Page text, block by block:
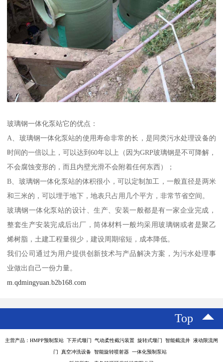
玻璃钢一体化泵站它的优点：
A、玻璃钢一体化泵站的使用寿命非常的长，是同类污水处理设备的
时间的一倍以上，可以达到60年以上（因为GRP玻璃钢是不可降解，
不会腐蚀变形的，而且内壁光滑不会附着任何东西）；
B、玻璃钢一体化泵站的体积很小，可以定制加工，一般直径是两米
和三米的，可以埋于地下，地表只占用几个平方，非常节省空间。
玻璃钢一体化泵站的设计、生产、安装一般都是有一家企业完成，
整套生产安装完成后出厂，筒体材料一般均采用玻璃钢或者是聚乙
烯树脂，土建工程量很少，建设周期缩短，成本降低。
我们公司通过为用户提供创新技术与产品解决方案，为污水处理事
业做出自己一份力量。
m.qdmingyuan.b2b168.com
Top
主营产品：HMPP预制泵站 下开式堰门 气动柔性截污装置 旋转式堰门 智能截流井 液动限流闸
门 真空冲洗设备 智能旋转喷射器 一体化预制泵站